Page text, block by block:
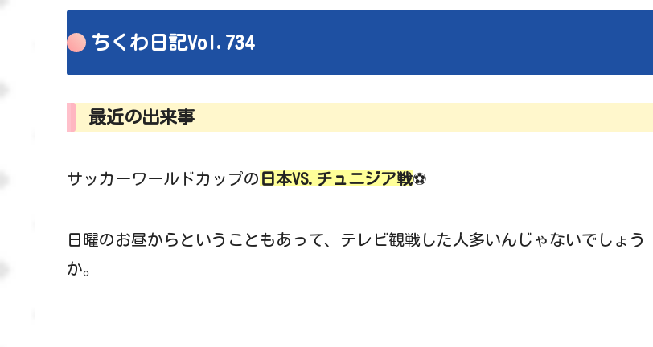
ちくわ日記Vol.734
最近の出来事
サッカーワールドカップの 日本VS.チュニジア戦⚽
日曜のお昼からということもあって、テレビ観戦した人多いんじゃないでしょう
か。